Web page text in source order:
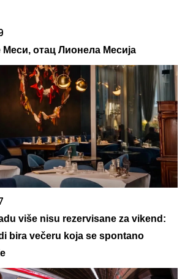
отац Лионела Месија
više nisu rezervisane za vikend:
bira večeru koja se spontano